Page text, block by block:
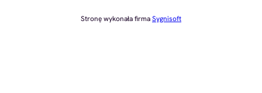
Stronę wykonała firmaSygnisoft